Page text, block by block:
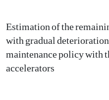
Estimation of the
with gradual
maintenance policy with
accelerators